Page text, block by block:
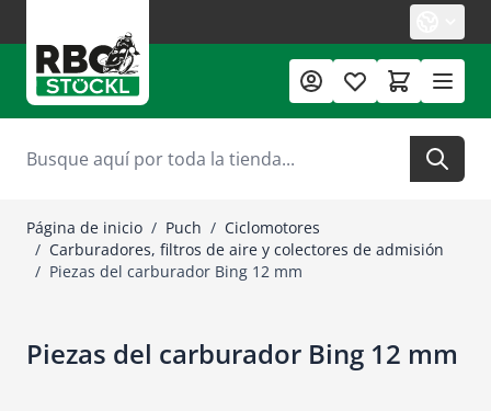
Buscar
Página de inicio / Puch / Ciclomotores
/ Carburadores, filtros de aire y colectores de admisión
/ Piezas del carburador Bing 12 mm
Piezas del carburador Bing 12 mm